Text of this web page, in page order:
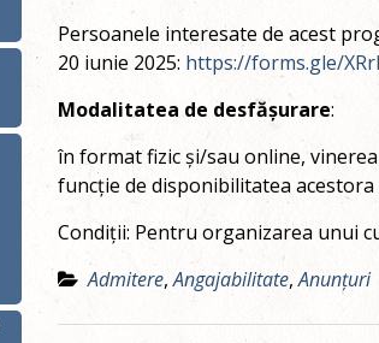
Persoanele interesate de acest
20 iunie 2025: https://forms.gle/
Modalitatea de desfășurare:
în format fizic și/sau online,
funcție de disponibilitatea
Condiții: Pentru organizarea unui
Admitere,Angajabilitate,Anunțuri